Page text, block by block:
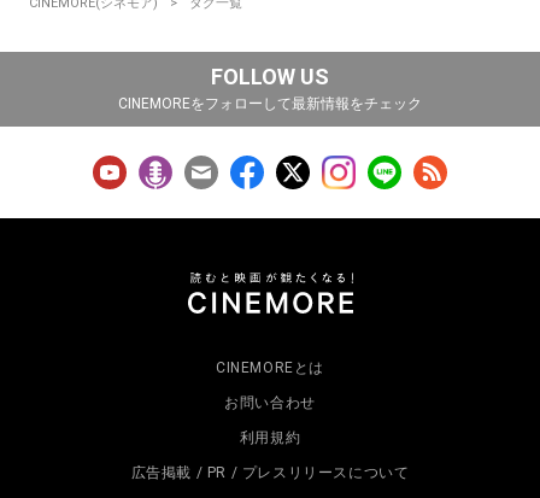
FOLLOW US
CINEMOREをフォローして最新情報をチェック
CINEMOREとは
お問い合わせ
利用規約
広告掲載 / PR / プレスリリースについて